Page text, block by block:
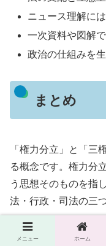
ニュース理解に
一次資料や図解
政治の仕組みを
まとめ
「権力分立」と「三
る概念です。権力分
う思想そのものを指
法・行政・司法の三
この仕組みの目的は
メニュー ホーム